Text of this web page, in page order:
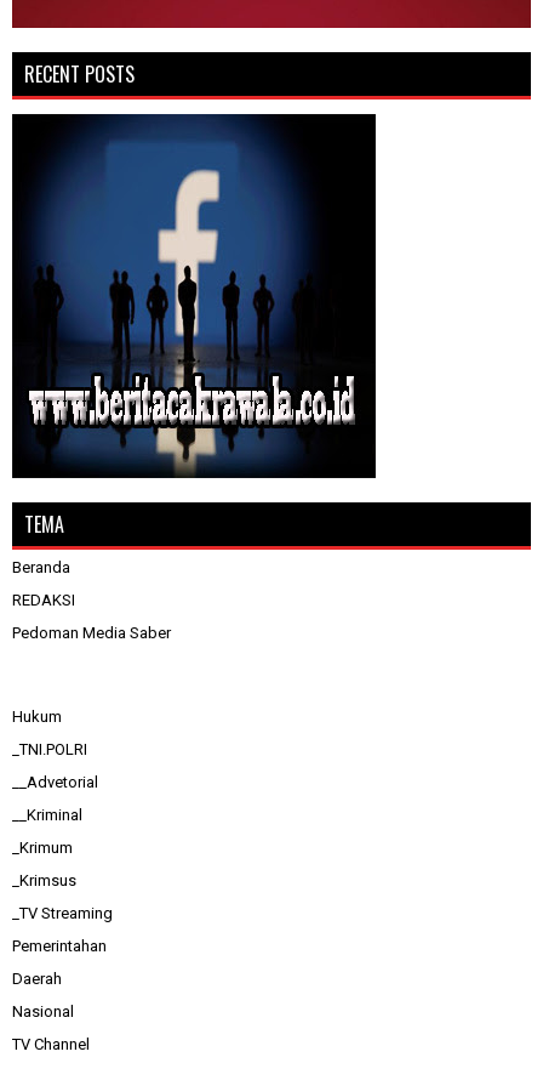
RECENT POSTS
TEMA
Beranda
REDAKSI
Pedoman Media Saber
Hukum
_TNI.POLRI
__Advetorial
__Kriminal
_Krimum
_Krimsus
_TV Streaming
Pemerintahan
Daerah
Nasional
TV Channel